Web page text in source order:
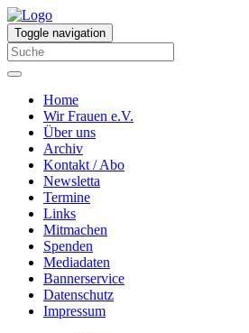
Toggle navigation
Home
Wir Frauen e.V.
Über uns
Archiv
Kontakt / Abo
Newsletta
Termine
Links
Mitmachen
Spenden
Mediadaten
Bannerservice
Datenschutz
Impressum